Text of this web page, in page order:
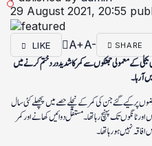
29 August 2021, 20:55
LIKE A+A- SHARE
کے معمولی جھٹکوں سے کمر کا شدید درد ختم کرنے میں
آرہا۔
لندن کے ماہرین کی نگرانی میں یہ تجربات ایسے 20 مریضوں پر کیے گئے جن کی کمر کے نچلے حصے میں پچھلے کئی سال
ٹانگوں تک پہنچ رہا تھا۔ مستقل دوائیں کھانے اور کمر
نہیں ہورہا تھا۔